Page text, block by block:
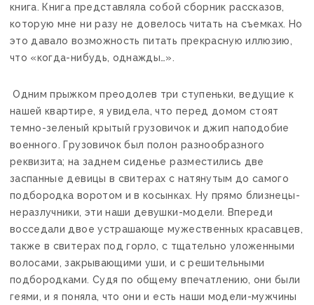
книга. Книга представляла собой сборник рассказов,
которую мне ни разу не довелось читать на съемках. Но
это давало возможность питать прекрасную иллюзию,
что «когда-нибудь, однажды…».
Одним прыжком преодолев три ступеньки, ведущие к
нашей квартире, я увидела, что перед домом стоят
темно-зеленый крытый грузовичок и джип наподобие
военного. Грузовичок был полон разнообразного
реквизита; на заднем сиденье разместились две
заспанные девицы в свитерах с натянутым до самого
подбородка воротом и в косынках. Ну прямо близнецы-
неразлучники, эти наши девушки-модели. Впереди
восседали двое устрашающе мужественных красавцев,
также в свитерах под горло, с тщательно уложенными
волосами, закрывающими уши, и с решительными
подбородками. Судя по общему впечатлению, они были
геями, и я поняла, что они и есть наши модели-мужчины